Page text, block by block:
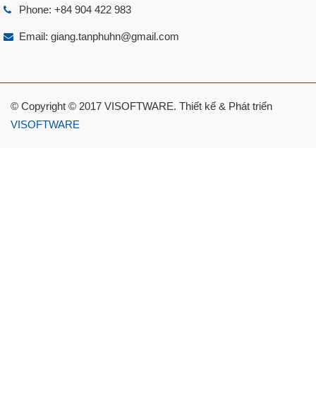
Phone: +84 904 422 983
Email: giang.tanphuhn@gmail.com
© Copyright © 2017 VISOFTWARE. Thiết kế & Phát triển
VISOFTWARE